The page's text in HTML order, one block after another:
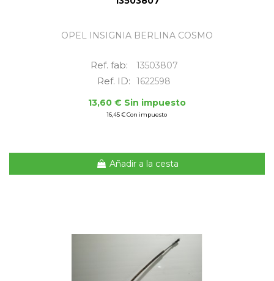
OPEL INSIGNIA BERLINA COSMO
Ref. fab: 13503807
Ref. ID:
1622598
13,60 € Sin impuesto
16,45 € Con impuesto
Añadir a la cesta